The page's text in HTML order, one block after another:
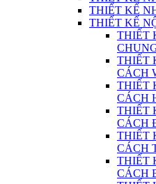
THIẾT KẾ
THIẾT KẾ
THIẾT
THIẾT
CÁCH
THIẾT
CÁCH
THIẾT
CÁCH
THIẾT
CÁCH
THIẾT
CÁCH